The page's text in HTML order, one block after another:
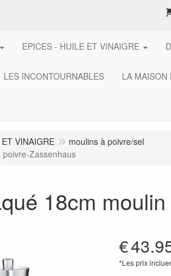
EPICES - HUILE ET VINAIGRE
LES INCONTOURNABLES LA MAISON
VINAIGRE
moulins à poivre/sel
Zassenhaus
18cm
€
*Les prix